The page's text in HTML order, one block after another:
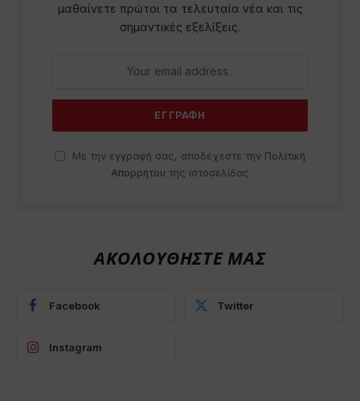
μαθαίνετε πρώτοι τα τελευταία νέα και τις
σημαντικές εξελίξεις.
Με την εγγραφή σας, αποδέχεστε την Πολιτική
Απορρήτου της ιστοσελίδας
ΑΚΟΛΟΥΘΗΣΤΕ ΜΑΣ
Facebook Twitter
Instagram